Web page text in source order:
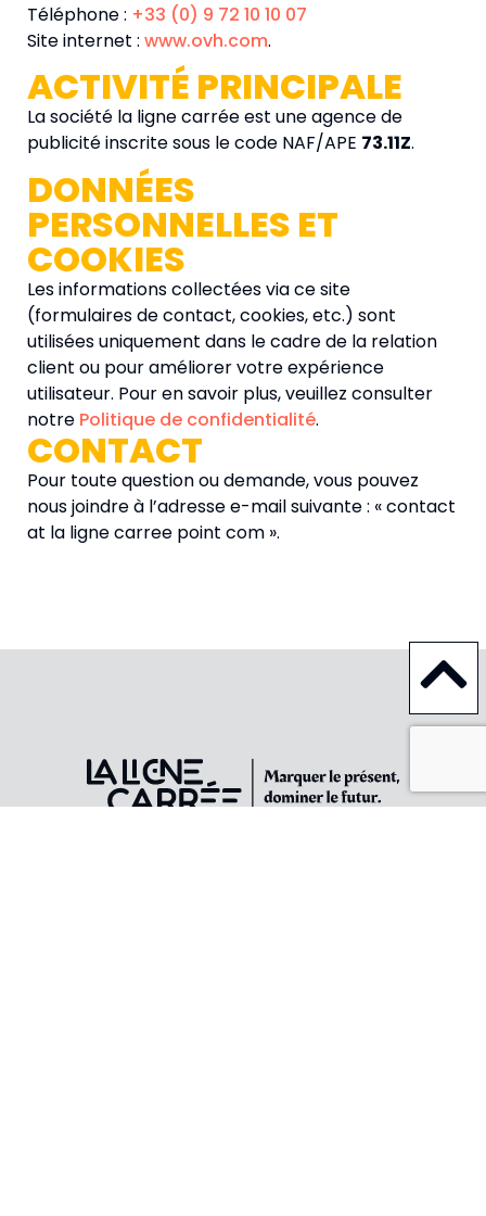
Téléphone : +33 (0) 9 72 10 10 07
Site internet : www.ovh.com.
ACTIVITÉ PRINCIPALE
La société la ligne carrée est une agence de
publicité inscrite sous le code NAF/APE 73.11Z.
DONNÉES
PERSONNELLES ET
COOKIES
Les informations collectées via ce site
(formulaires de contact, cookies, etc.) sont
utilisées uniquement dans le cadre de la relation
client ou pour améliorer votre expérience
utilisateur. Pour en savoir plus, veuillez consulter
notre Politique de confidentialité.
CONTACT
Pour toute question ou demande, vous pouvez
nous joindre à l’adresse e-mail suivante : « contact
at la ligne carree point com ».